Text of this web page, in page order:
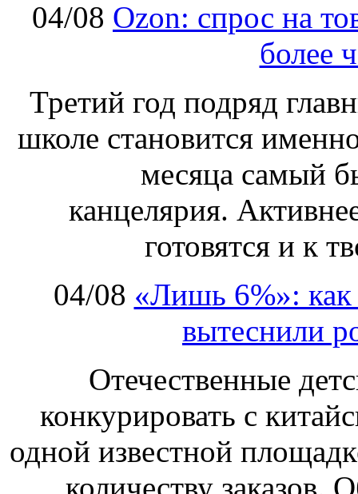
04/08 Ozon: спрос на
более
Третий год подряд
школе становится
месяца самый
канцелярия.
готовятся и к
04/08 «Лишь 6%»: как
вытеснили
Отечественные
конкурировать с
одной известной
количеству заказов.